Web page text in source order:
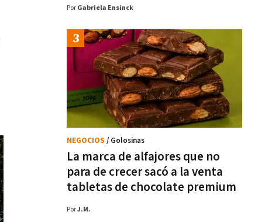
Por Gabriela Ensinck
La marca de alfajores que no
para de crecer sacó a la venta
tabletas de chocolate premium
NEGOCIOS / Golosinas
PorJ.M.